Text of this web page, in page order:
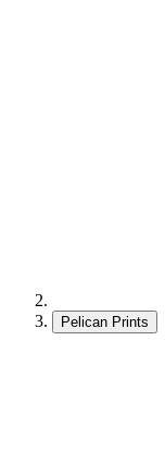
Pelican Prints